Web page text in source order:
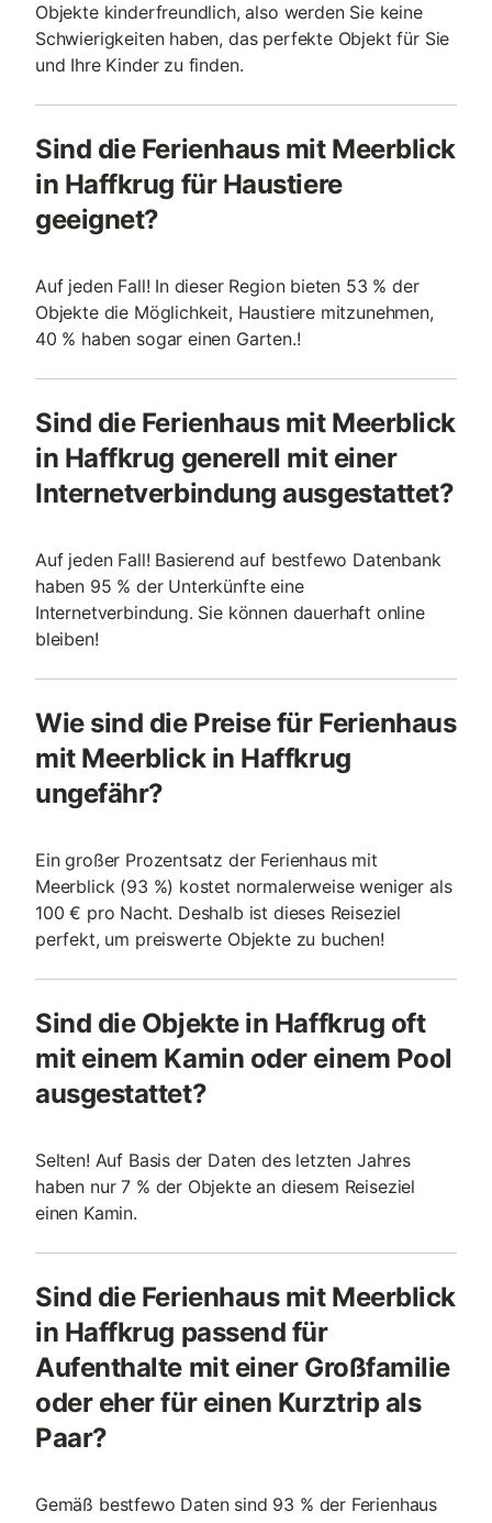
Objekte kinderfreundlich, also werden Sie keine
Schwierigkeiten haben, das perfekte Objekt für Sie
und Ihre Kinder zu finden.
Sind die Ferienhaus mit Meerblick
in Haffkrug für Haustiere
geeignet?
Auf jeden Fall! In dieser Region bieten 53 % der
Objekte die Möglichkeit, Haustiere mitzunehmen,
40 % haben sogar einen Garten.!
Sind die Ferienhaus mit Meerblick
in Haffkrug generell mit einer
Internetverbindung ausgestattet?
Auf jeden Fall! Basierend auf bestfewo Datenbank
haben 95 % der Unterkünfte eine
Internetverbindung. Sie können dauerhaft online
bleiben!
Wie sind die Preise für Ferienhaus
mit Meerblick in Haffkrug
ungefähr?
Ein großer Prozentsatz der Ferienhaus mit
Meerblick (93 %) kostet normalerweise weniger als
100 € pro Nacht. Deshalb ist dieses Reiseziel
perfekt, um preiswerte Objekte zu buchen!
Sind die Objekte in Haffkrug oft
mit einem Kamin oder einem Pool
ausgestattet?
Selten! Auf Basis der Daten des letzten Jahres
haben nur 7 % der Objekte an diesem Reiseziel
einen Kamin.
Sind die Ferienhaus mit Meerblick
in Haffkrug passend für
Aufenthalte mit einer Großfamilie
oder eher für einen Kurztrip als
Paar?
Gemäß bestfewo Daten sind 93 % der Ferienhaus